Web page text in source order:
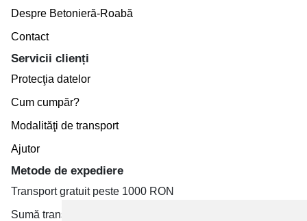
Despre Betonieră-Roabă
Contact
Servicii clienți
Protecţia datelor
Cum cumpăr?
Modalităţi de transport
Ajutor
Metode de expediere
Transport gratuit peste 1000 RON
Sumă transport de la 19.99 RON